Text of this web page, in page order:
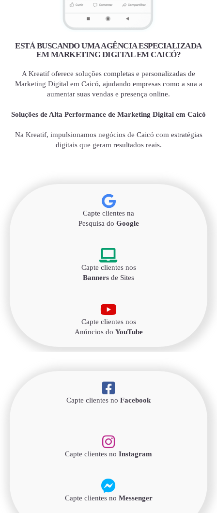
ESTÁ BUSCANDO UMA AGÊNCIA ESPECIALIZADA
EM MARKETING DIGITAL EM CAICÓ?
A Kreatif oferece soluções completas e personalizadas de
Marketing Digital em Caicó, ajudando empresas como a sua a
aumentar suas vendas e presença online.
Soluções de Alta Performance de Marketing Digital em Caicó
Na Kreatif, impulsionamos negócios de Caicó com estratégias
digitais que geram resultados reais.
Capte clientes na
Pesquisa do Google
Capte clientes nos
Banners de Sites
Capte clientes nos
Anúncios do YouTube
Capte clientes no Facebook
Capte clientes no Instagram
Capte clientes no Messenger